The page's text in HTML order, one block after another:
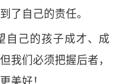
了自己的责任。
自己的孩子成才、成
我们必须把握后者，
美好！